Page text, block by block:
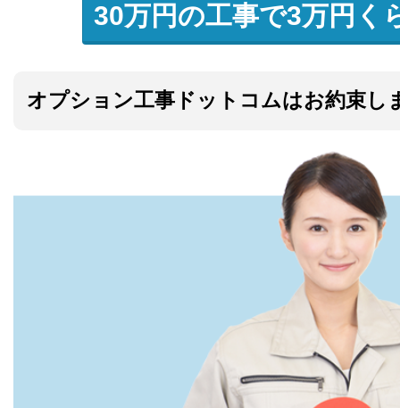
30万円の工事で3万円く
オプション工事ドットコムはお約束し